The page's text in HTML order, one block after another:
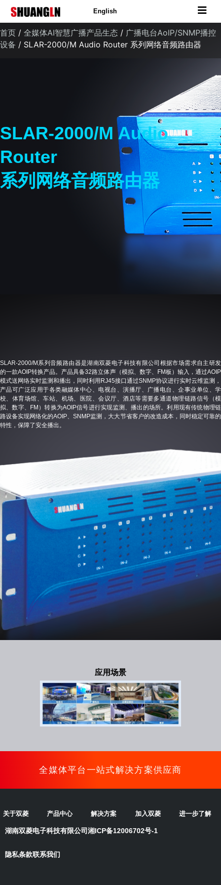
English
首页 / 全媒体AI智慧广播产品生态 / 广播电台AoIP/SNMP播控
设备 / SLAR-2000/M Audio Router 系列网络音频路由器
SLAR-2000/M Audio
Router
系列网络音频路由器
SLAR-2000/M系列音频路由器是湖南双菱电子科技有限公司根据市场需求自主研发
的一款AOIP转换产品。产品具备32路立体声（模拟、数字、FM板）输入，通过AOIP
模式送网络实时监测和播出，同时利用RJ45接口通过SNMP协议进行实时云维监测，
产品可广泛应用于各类融媒体中心、电视台、演播厅、广播电台、企事业单位、学
校、体育场馆、车站、机场、医院、会议厅、酒店等需要多通道物理链路信号（模
拟、数字、FM）转换为AOIP信号进行实现监测、播出的场所。利用现有传统物理链
路设备实现网络化的AOIP、SNMP监测，大大节省客户的改造成本，同时稳定可靠的
特性，保障了安全播出。
应用场景
全媒体平台一站式解决方案供应商
关于双菱 产品中心 解决方案 加入双菱 进一步了解
湖南双菱电子科技有限公司湘ICP备12006702号-1
隐私条款联系我们